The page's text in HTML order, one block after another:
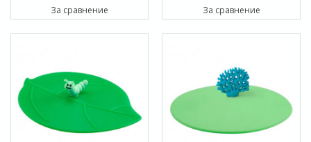
За сравнение За сравнение